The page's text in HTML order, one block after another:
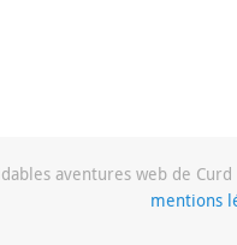
aventures web de
mentions